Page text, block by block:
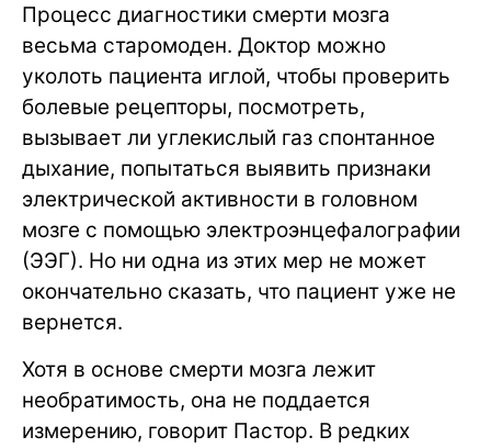
Процесс диагностики смерти мозга
весьма старомоден. Доктор можно
уколоть пациента иглой, чтобы проверить
болевые рецепторы, посмотреть,
вызывает ли углекислый газ спонтанное
дыхание, попытаться выявить признаки
электрической активности в головном
мозге с помощью электроэнцефалографии
(ЭЭГ). Но ни одна из этих мер не может
окончательно сказать, что пациент уже не
вернется.
Хотя в основе смерти мозга лежит
необратимость, она не поддается
измерению, говорит Пастор. В редких